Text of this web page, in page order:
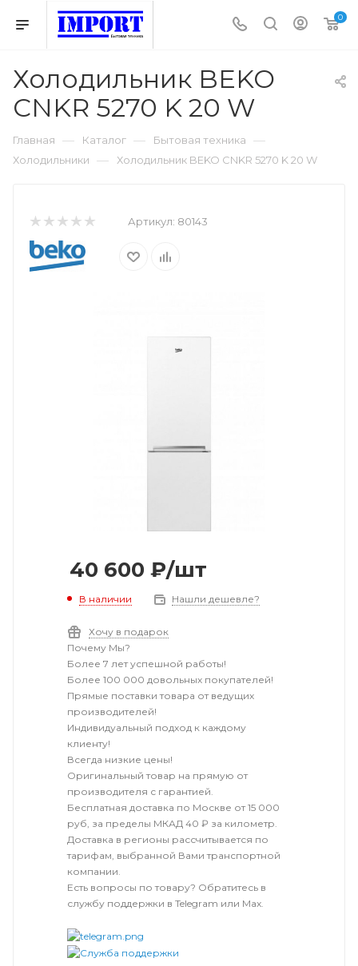
0
Холодильник BEKO
CNKR 5270 K 20 W
Главная — Каталог — Бытовая техника —
Холодильники — Холодильник BEKO CNKR 5270 K 20 W
Артикул: 80143
40 600 ₽/шт
В наличии Нашли дешевле?
Хочу в подарок
Почему Мы?
Более 7 лет успешной работы!
Более 100 000 довольных покупателей!
Прямые поставки товара от ведущих
производителей!
Индивидуальный подход к каждому
клиенту!
Всегда низкие цены!
Оригинальный товар на прямую от
производителя с гарантией.
Бесплатная доставка по Москве от 15 000
руб, за пределы МКАД 40 ₽ за километр.
Доставка в регионы рассчитывается по
тарифам, выбранной Вами транспортной
компании.
Есть вопросы по товару? Обратитесь в
службу поддержки в Telegram или Max.